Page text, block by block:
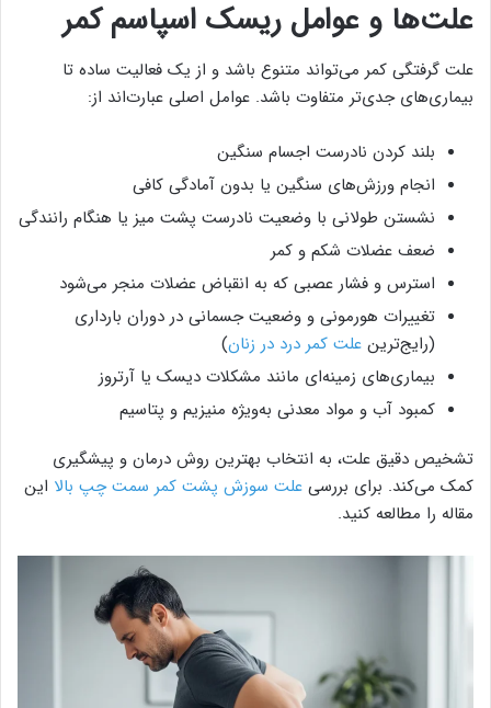
علت‌ها و عوامل ریسک اسپاسم کمر
علت گرفتگی کمر می‌تواند متنوع باشد و از یک فعالیت ساده تا
بیماری‌های جدی‌تر متفاوت باشد. عوامل اصلی عبارت‌اند از:
بلند کردن نادرست اجسام سنگین
انجام ورزش‌های سنگین یا بدون آمادگی کافی
نشستن طولانی با وضعیت نادرست پشت میز یا هنگام رانندگی
ضعف عضلات شکم و کمر
استرس و فشار عصبی که به انقباض عضلات منجر می‌شود
تغییرات هورمونی و وضعیت جسمانی در دوران بارداری
(رایج‌ترین علت کمر درد در زنان)
بیماری‌های زمینه‌ای مانند مشکلات دیسک یا آرتروز
کمبود آب و مواد معدنی به‌ویژه منیزیم و پتاسیم
تشخیص دقیق علت، به انتخاب بهترین روش درمان و پیشگیری
کمک می‌کند. برای بررسی علت سوزش پشت کمر سمت چپ بالا این
مقاله را مطالعه کنید.